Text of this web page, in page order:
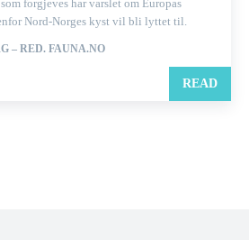
forgjeves har varslet om Europas
Nord-Norges kyst vil bli lyttet til.
– RED. FAUNA.NO
READ